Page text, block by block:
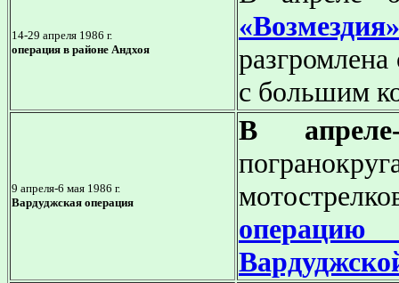
14-29 апреля 1986 г.
операция в районе Андхоя
с большим
9 апреля-6 мая 1986 г.
Вардуджская операция
В апреле-